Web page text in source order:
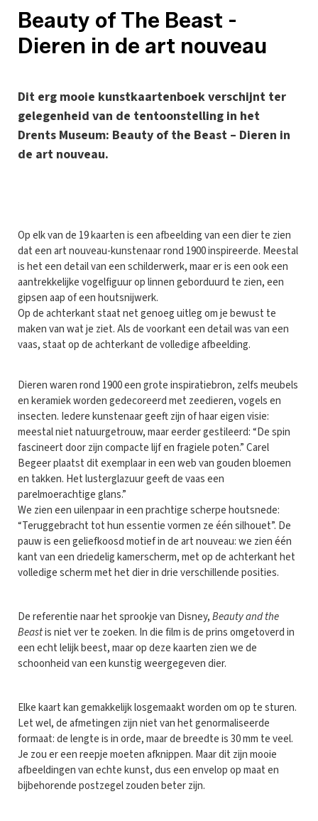
Beauty of The Beast -
Dieren in de art nouveau
Dit erg mooie kunstkaartenboek verschijnt ter
gelegenheid van de tentoonstelling in het
Drents Museum: Beauty of the Beast – Dieren in
de art nouveau.
Op elk van de 19 kaarten is een afbeelding van een dier te zien
dat een art nouveau-kunstenaar rond 1900 inspireerde. Meestal
is het een detail van een schilderwerk, maar er is een ook een
aantrekkelijke vogelfiguur op linnen geborduurd te zien, een
gipsen aap of een houtsnijwerk.
Op de achterkant staat net genoeg uitleg om je bewust te
maken van wat je ziet. Als de voorkant een detail was van een
vaas, staat op de achterkant de volledige afbeelding.
Dieren waren rond 1900 een grote inspiratiebron, zelfs meubels
en keramiek worden gedecoreerd met zeedieren, vogels en
insecten. Iedere kunstenaar geeft zijn of haar eigen visie:
meestal niet natuurgetrouw, maar eerder gestileerd: “De spin
fascineert door zijn compacte lijf en fragiele poten.” Carel
Begeer plaatst dit exemplaar in een web van gouden bloemen
en takken. Het lusterglazuur geeft de vaas een
parelmoerachtige glans.”
We zien een uilenpaar in een prachtige scherpe houtsnede:
“Teruggebracht tot hun essentie vormen ze één silhouet”. De
pauw is een geliefkoosd motief in de art nouveau: we zien één
kant van een driedelig kamerscherm, met op de achterkant het
volledige scherm met het dier in drie verschillende posities.
De referentie naar het sprookje van Disney,Beauty and the
Beastis niet ver te zoeken. In die film is de prins omgetoverd in
een echt lelijk beest, maar op deze kaarten zien we de
schoonheid van een kunstig weergegeven dier.
Elke kaart kan gemakkelijk losgemaakt worden om op te sturen.
Let wel, de afmetingen zijn niet van het genormaliseerde
formaat: de lengte is in orde, maar de breedte is 30 mm te veel.
Je zou er een reepje moeten afknippen. Maar dit zijn mooie
afbeeldingen van echte kunst, dus een envelop op maat en
bijbehorende postzegel zouden beter zijn.